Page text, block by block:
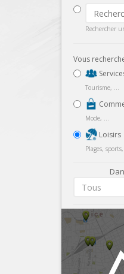
Rechercher
Vous
Tourisme, ...
Mode, ...
Loisirs
Plages,
Tous